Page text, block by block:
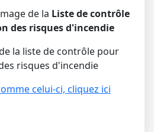
de la Liste de contrôle
des risques d'incendie
celui-ci, cliquez ici